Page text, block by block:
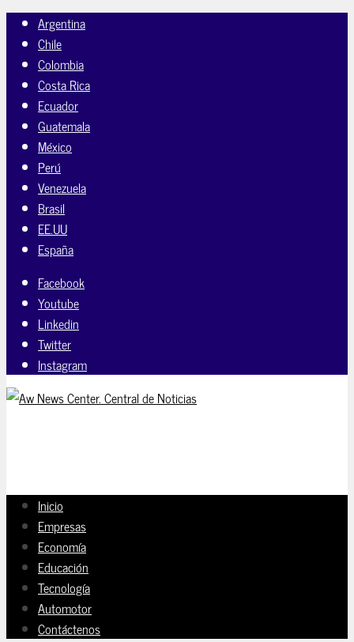
Argentina
Chile
Colombia
Costa Rica
Ecuador
Guatemala
México
Perú
Venezuela
Brasil
EE.UU
España
Facebook
Youtube
Linkedin
Twitter
Instagram
Inicio
Empresas
Economía
Educación
Tecnología
Automotor
Contáctenos